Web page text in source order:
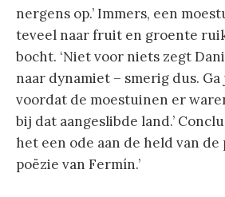
nergens op.’ Immers, een
teveel naar fruit en groente
bocht. ‘Niet voor niets zegt
naar dynamiet – smerig dus.
voordat de moestuinen er
bij dat aangeslibde land.’
het een ode aan de held van de
poëzie van Fermín.’